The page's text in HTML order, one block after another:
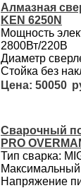
Алмазная
KEN 6250N
Мощность
2800Вт/220В
Диаметр
Стойка без
50050
Сварочный
PRO
Тип сварка:
Напряжение